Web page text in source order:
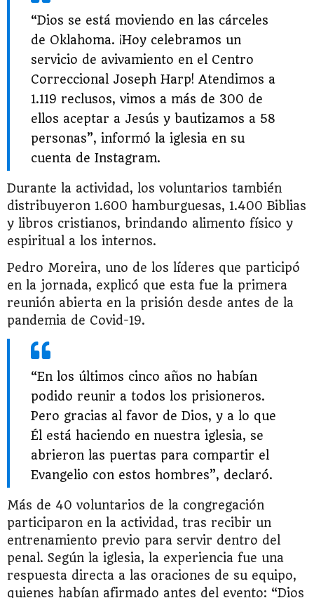
“Dios se está moviendo en las cárceles
de Oklahoma. ¡Hoy celebramos un
servicio de avivamiento en el Centro
Correccional Joseph Harp! Atendimos a
1.119 reclusos, vimos a más de 300 de
ellos aceptar a Jesús y bautizamos a 58
personas”, informó la iglesia en su
cuenta de Instagram.
Durante la actividad, los voluntarios también
distribuyeron 1.600 hamburguesas, 1.400 Biblias
y libros cristianos, brindando alimento físico y
espiritual a los internos.
Pedro Moreira, uno de los líderes que participó
en la jornada, explicó que esta fue la primera
reunión abierta en la prisión desde antes de la
pandemia de Covid-19.
“En los últimos cinco años no habían
podido reunir a todos los prisioneros.
Pero gracias al favor de Dios, y a lo que
Él está haciendo en nuestra iglesia, se
abrieron las puertas para compartir el
Evangelio con estos hombres”, declaró.
Más de 40 voluntarios de la congregación
participaron en la actividad, tras recibir un
entrenamiento previo para servir dentro del
penal. Según la iglesia, la experiencia fue una
respuesta directa a las oraciones de su equipo,
quienes habían afirmado antes del evento: “Dios